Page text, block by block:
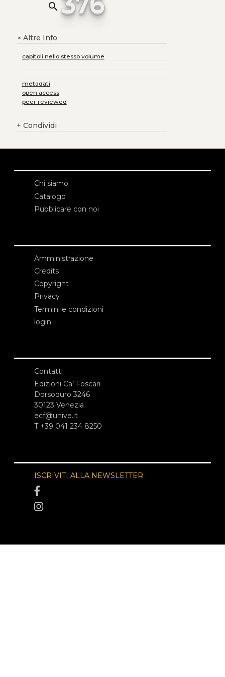
search
+Altre Info
capitoli nello stesso volume
metadati
open access
peer reviewed
+ Condividi
Chi siamo
Catalogo
Pubblicare con noi
Amministrazione
Credits
Copyright
Privacy
Termini e condizioni
login
Contatti
Edizioni Ca’ Foscari
Dorsoduro 3246
30123 Venezia
ecf@unive.it
T +39 041 234 8250
ISCRIVITI ALLA NEWSLETTER